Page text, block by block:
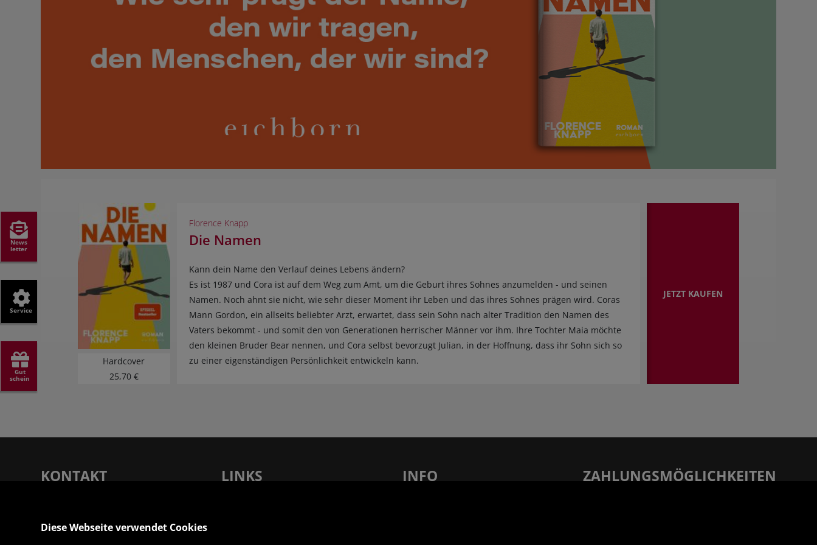
HOBBY
REISE & URLAUB
PHILOSOPHIE & RELIGION
KOSMOS GECKO RUN
News
letter
Service
Gut
schein
Hardcover
25,70 €
Florence Knapp
Die Namen
Kann dein Name den Verlauf deines Lebens ändern?
Es ist 1987 und Cora ist auf dem Weg zum Amt, um die Geburt ihres Sohnes anzumelden - und seinen
Namen. Noch ahnt sie nicht, wie sehr dieser Moment ihr Leben und das ihres Sohnes prägen wird. Coras
Mann Gordon, ein allseits beliebter Arzt, erwartet, dass sein Sohn nach alter Tradition den Namen des
Vaters bekommt - und somit den von Generationen herrischer Männer vor ihm. Ihre Tochter Maia möchte
den kleinen Bruder Bear nennen, und Cora selbst bevorzugt Julian, in der Hoffnung, dass ihr Sohn sich so
zu einer eigenständigen Persönlichkeit entwickeln kann.
JETZT KAUFEN
KONTAKT
Dreifaltigkeitsgasse 12, 5020 Salzburg
LINKS INFO ZAHLUNGSMÖGLICHKEITEN
Diese Webseite verwendet Cookies